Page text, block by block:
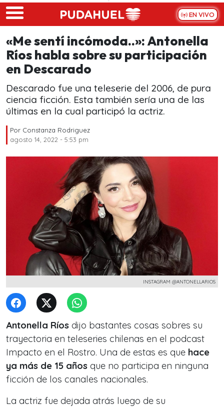
Skip to main content
EN VIVO
«Me sentí incómoda..»: Antonella
Ríos habla sobre su participación
en Descarado
Descarado fue una teleserie del 2006, de pura
ciencia ficción. Esta también sería una de las
últimas en la cual participó la actriz.
Por Constanza Rodriguez
agosto 14, 2022 - 5:53 pm
INSTAGRAM @ANTONELLARIOS
Antonella Ríos dijo bastantes cosas sobres su
trayectoria en teleseries chilenas en el podcast
Impacto en el Rostro. Una de estas es que hace
ya más de 15 años que no participa en ninguna
ficción de los canales nacionales.
La actriz fue dejada atrás luego de su